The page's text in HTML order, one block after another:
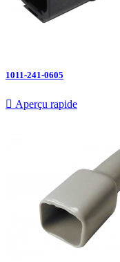
1011-241-0605
 Aperçu rapide